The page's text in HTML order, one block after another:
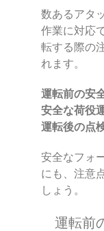
数あるアタ
作業に対応
転する際の
れます。
運転前の安
安全な荷役
運転後の点
安全なフォ
にも、注意
しょう。
運転前